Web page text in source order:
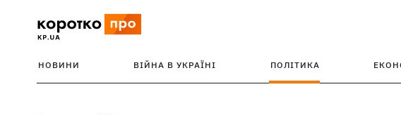
НОВИНИ ВІЙНА В УКРАЇНІ ПОЛІТИКА